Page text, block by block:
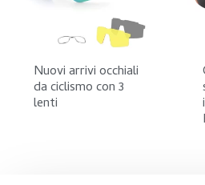
Nuovi arrivi occhiali
da ciclismo con 3
lenti